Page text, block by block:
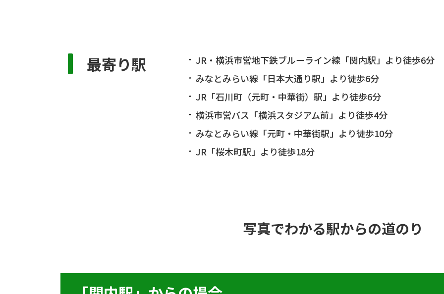
最寄り駅
JR・横浜市営地下鉄ブルーライン線「関内駅」より徒歩6分
みなとみらい線「日本大通り駅」より徒歩6分
JR「石川町（元町・中華街）駅」より徒歩6分
横浜市営バス「横浜スタジアム前」より徒歩4分
みなとみらい線「元町・中華街駅」より徒歩10分
JR「桜木町駅」より徒歩18分
写真でわかる駅からの道のり